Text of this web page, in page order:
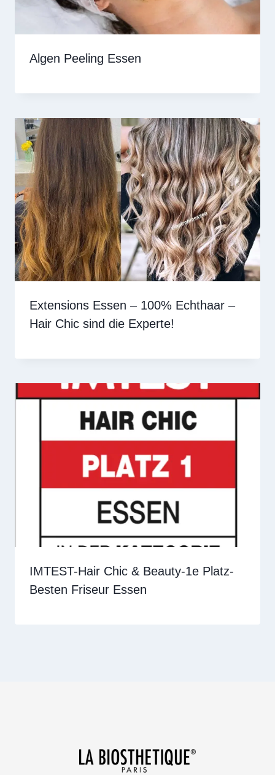
Algen Peeling Essen
Extensions Essen – 100% Echthaar –
Hair Chic sind die Experte!
IMTEST-Hair Chic & Beauty-1e Platz-
Besten Friseur Essen